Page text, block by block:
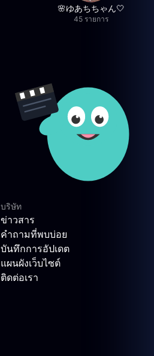
🌸ゆあちちゃん🤍
45 รายการ
บริษัท
ข่าวสาร
คำถามที่พบบ่อย
บันทึกการอัปเดต
แผนผังเว็บไซต์
ติดต่อเรา